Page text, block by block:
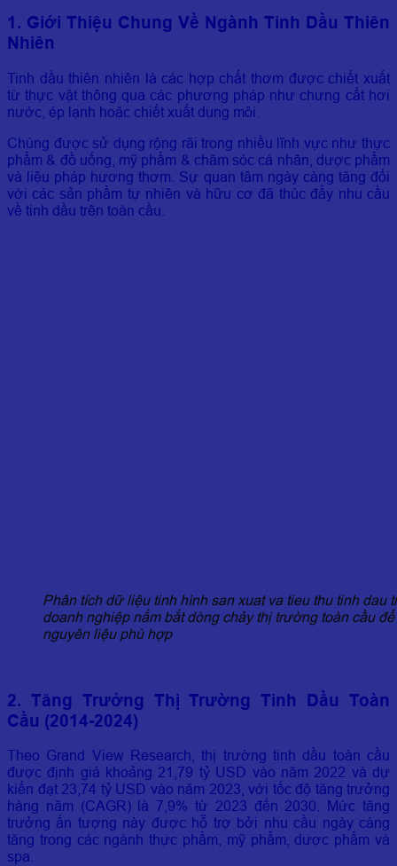
1. Giới Thiệu Chung Về Ngành Tinh Dầu Thiên
Nhiên
Tinh dầu thiên nhiên là các hợp chất thơm được chiết xuất
từ thực vật thông qua các phương pháp như chưng cất hơi
nước, ép lạnh hoặc chiết xuất dung môi.
Chúng được sử dụng rộng rãi trong nhiều lĩnh vực như thực
phẩm & đồ uống, mỹ phẩm & chăm sóc cá nhân, dược phẩm
và liệu pháp hương thơm. Sự quan tâm ngày càng tăng đối
với các sản phẩm tự nhiên và hữu cơ đã thúc đẩy nhu cầu
về tinh dầu trên toàn cầu.
Phân tích dữ liệu tinh hình san xuat va tieu thu tinh dau
doanh nghiệp nắm bắt dòng chảy thị trường toàn cầu
nguyên liệu phù hợp
2. Tăng Trưởng Thị Trường Tinh Dầu Toàn
Cầu (2014-2024)
Theo Grand View Research, thị trường tinh dầu toàn cầu
được định giá khoảng 21,79 tỷ USD vào năm 2022 và dự
kiến đạt 23,74 tỷ USD vào năm 2023, với tốc độ tăng trưởng
hàng năm (CAGR) là 7,9% từ 2023 đến 2030. Mức tăng
trưởng ấn tượng này được hỗ trợ bởi nhu cầu ngày càng
tăng trong các ngành thực phẩm, mỹ phẩm, dược phẩm và
spa.